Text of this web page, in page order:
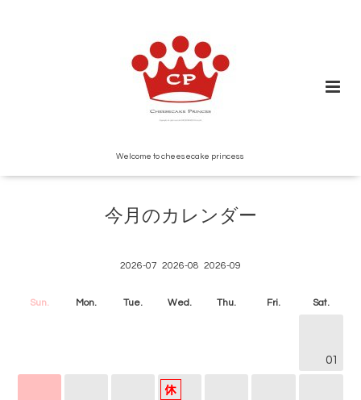
Welcome to cheesecake princess
今月のカレンダー
2026-07 2026-08 2026-09
Sun. Mon. Tue. Wed. Thu. Fri. Sat.
01